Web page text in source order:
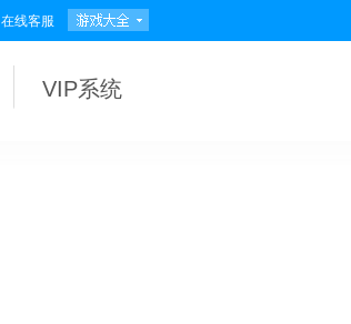
在线客服
VIP系统